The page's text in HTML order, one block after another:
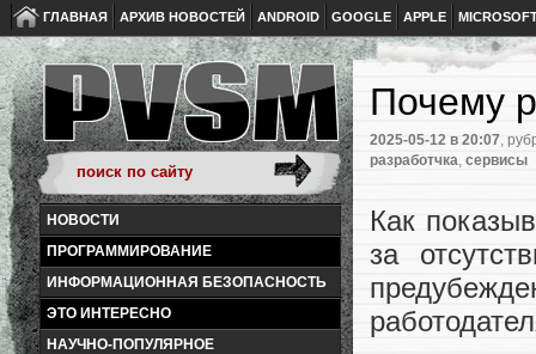
ГЛАВНАЯ АРХИВ НОВОСТЕЙ ANDROID GOOGLE APPLE
НОВОСТИ
ПРОГРАММИРОВАНИЕ
ИНФОРМАЦИОННАЯ БЕЗОПАСНОСТЬ
ЭТО ИНТЕРЕСНО
НАУЧНО-ПОПУЛЯРНОЕ
Почему
2025-05-12 в 20:07,
разработчка, сервисы
Как
за